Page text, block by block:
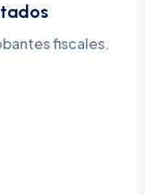
fiscales.